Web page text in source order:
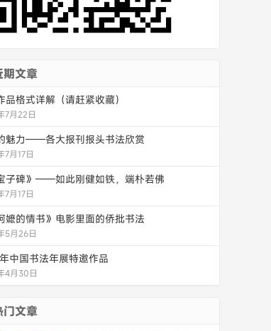
期文章
品格式详解（请赶紧收藏）
7月22日
魅力——各大报刊报头书法欣赏
7月17日
子碑》——如此刚健如铁，端朴若佛
7月17日
嬷的情书》电影里面的侨批书法
5月26日
中国书法年展特邀作品
4月30日
门文章